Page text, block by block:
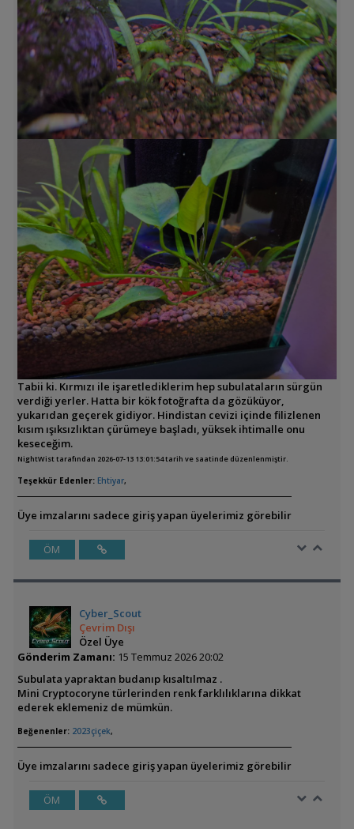
Tabii ki. Kırmızı ile işaretlediklerim hep subulataların sürgün
verdiği yerler. Hatta bir kök fotoğrafta da gözüküyor,
yukarıdan geçerek gidiyor. Hindistan cevizi içinde filizlenen
kısım ışıksızlıktan çürümeye başladı, yüksek ihtimalle onu
keseceğim.
NightWist tarafından 2026-07-13 13:01:54 tarih ve saatinde düzenlenmiştir.
Teşekkür Edenler: Ehtiyar,
Üye imzalarını sadece giriş yapan üyelerimiz görebilir
ÖM
Cyber_Scout
Çevrim Dışı
Özel Üye
Gönderim Zamanı: 15 Temmuz 2026 20:02
Subulata yapraktan budanıp kısaltılmaz .
Mini Cryptocoryne türlerinden renk farklılıklarına dikkat
ederek eklemeniz de mümkün.
Beğenenler: 2023çiçek,
Üye imzalarını sadece giriş yapan üyelerimiz görebilir
ÖM